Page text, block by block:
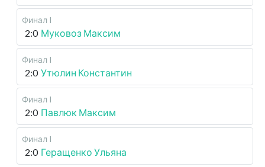
Финал I
2:0 Муковоз Максим
Финал I
2:0 Утюлин Константин
Финал I
2:0 Павлюк Максим
Финал I
2:0 Геращенко Ульяна